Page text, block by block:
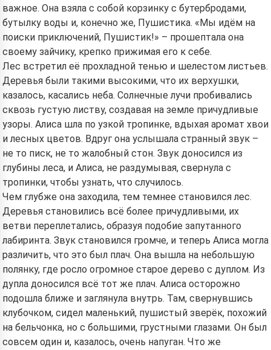
важное. Она взяла с собой корзинку с бутербродами,
бутылку воды и, конечно же, Пушистика. «Мы идём на
поиски приключений, Пушистик!» – прошептала она
своему зайчику, крепко прижимая его к себе.
Лес встретил её прохладной тенью и шелестом листьев.
Деревья были такими высокими, что их верхушки,
казалось, касались неба. Солнечные лучи пробивались
сквозь густую листву, создавая на земле причудливые
узоры. Алиса шла по узкой тропинке, вдыхая аромат хвои
и лесных цветов. Вдруг она услышала странный звук –
не то писк, не то жалобный стон. Звук доносился из
глубины леса, и Алиса, не раздумывая, свернула с
тропинки, чтобы узнать, что случилось.
Чем глубже она заходила, тем темнее становился лес.
Деревья становились всё более причудливыми, их
ветви переплетались, образуя подобие запутанного
лабиринта. Звук становился громче, и теперь Алиса могла
различить, что это был плач. Она вышла на небольшую
полянку, где росло огромное старое дерево с дуплом. Из
дупла доносился всё тот же плач. Алиса осторожно
подошла ближе и заглянула внутрь. Там, свернувшись
клубочком, сидел маленький, пушистый зверёк, похожий
на бельчонка, но с большими, грустными глазами. Он был
совсем один и, казалось, очень напуган. Что же